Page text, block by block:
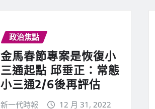
政治焦點
金馬春節專案是恢復小
三通起點 邱垂正：常態
小三通2/6後再評估
新一代時報
12 月 31, 2022